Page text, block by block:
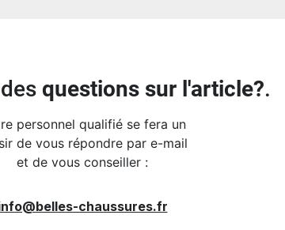
questions sur l'article?.
personnel qualifié se fera un
de vous répondre par e-mail
et de vous conseiller :
chaussures.fr